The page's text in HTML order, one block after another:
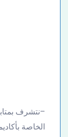
–نتشرف
الخاصة